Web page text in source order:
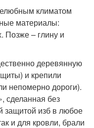
климатом
материалы:
Позже – глину и
деревянную
и крепили
непомерно дороги).
сделанная без
защитой изб в любое
и для кровли, брали